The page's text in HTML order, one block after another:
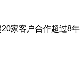
家客户合作超过8